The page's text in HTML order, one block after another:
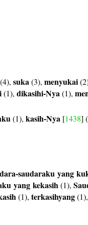
(4), suka(3), menyukai
(1), dikasihi-Nya(1),
(1), kasih-Nya [1438]
saudaraku yang
yang kekasih(1),
(1), terkasihyang(1),